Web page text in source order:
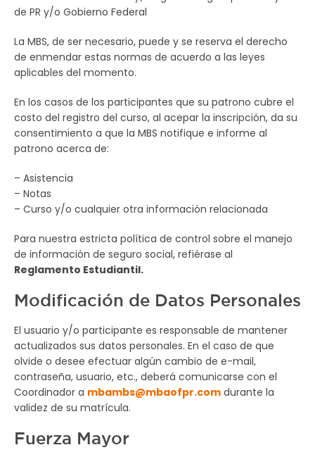
de PR y/o Gobierno Federal
La MBS, de ser necesario, puede y se reserva el derecho
de enmendar estas normas de acuerdo a las leyes
aplicables del momento.
En los casos de los participantes que su patrono cubre el
costo del registro del curso, al acepar la inscripción, da su
consentimiento a que la MBS notifique e informe al
patrono acerca de:
– Asistencia
– Notas
– Curso y/o cualquier otra información relacionada
Para nuestra estricta política de control sobre el manejo
de información de seguro social, refiérase al
Reglamento Estudiantil.
Modificación de Datos Personales
El usuario y/o participante es responsable de mantener
actualizados sus datos personales. En el caso de que
olvide o desee efectuar algún cambio de e-mail,
contraseña, usuario, etc., deberá comunicarse con el
Coordinador a mbambs@mbaofpr.com durante la
validez de su matrícula.
Fuerza Mayor